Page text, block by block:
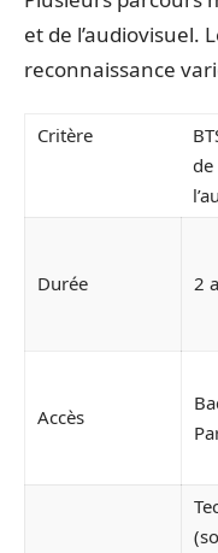
et de l’audiovisuel.
reconnaissance
Critère
de
Durée 2
Accès